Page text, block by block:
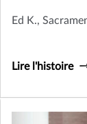
Ed K.,
Lire l'histoire